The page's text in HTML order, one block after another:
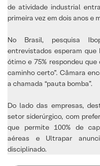
de atividade industrial
primeira vez em dois anos e
No Brasil, pesquisa
entrevistados esperam que
ótimo e 75% respondeu
caminho certo”. Câmara
a chamada “pauta bomba”.
Do lado das empresas,
setor siderúrgico, com
que permite 100% de
aéreas e Ultrapar
disciplinado.